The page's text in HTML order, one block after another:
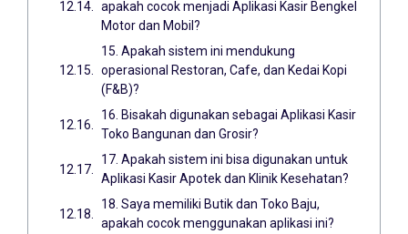
apakah cocok menjadi Aplikasi Kasir Bengkel
Motor dan Mobil?
15. Apakah sistem ini mendukung
operasional Restoran, Cafe, dan Kedai Kopi
(F&B)?
16. Bisakah digunakan sebagai Aplikasi Kasir
Toko Bangunan dan Grosir?
17. Apakah sistem ini bisa digunakan untuk
Aplikasi Kasir Apotek dan Klinik Kesehatan?
18. Saya memiliki Butik dan Toko Baju,
apakah cocok menggunakan aplikasi ini?